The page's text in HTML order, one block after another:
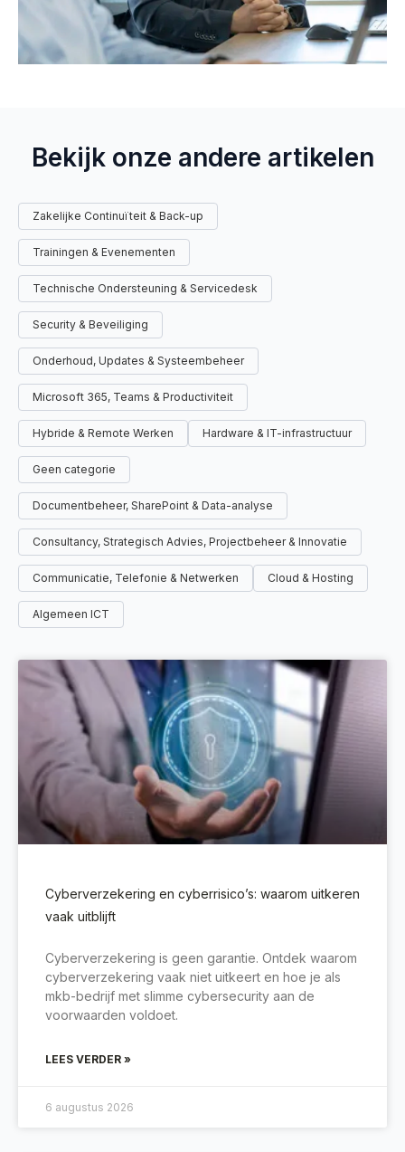
Bekijk onze andere artikelen
Zakelijke Continuïteit & Back-up
Trainingen & Evenementen
Technische Ondersteuning & Servicedesk
Security & Beveiliging
Onderhoud, Updates & Systeembeheer
Microsoft 365, Teams & Productiviteit
Hybride & Remote Werken Hardware & IT-infrastructuur
Geen categorie
Documentbeheer, SharePoint & Data-analyse
Consultancy, Strategisch Advies, Projectbeheer & Innovatie
Communicatie, Telefonie & Netwerken Cloud & Hosting
Algemeen ICT
Cyberverzekering en cyberrisico’s: waarom uitkeren
vaak uitblijft
Cyberverzekering is geen garantie. Ontdek waarom
cyberverzekering vaak niet uitkeert en hoe je als
mkb-bedrijf met slimme cybersecurity aan de
voorwaarden voldoet.
LEES VERDER »
6 augustus 2026